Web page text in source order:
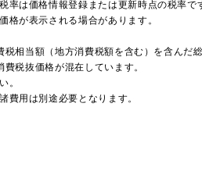
は価格情報登録または更新時点の税率で
格が表示される場合があります。
相当額（地方消費税額を含む）を含んだ
税抜価格が混在しています。
。
費用は別途必要となります。